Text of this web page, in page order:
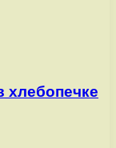
хлебопечке